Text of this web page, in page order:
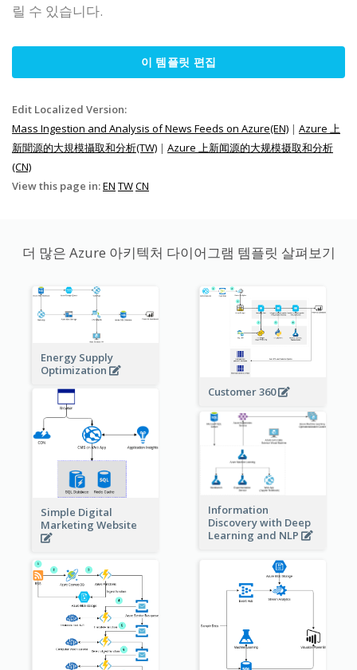
릴 수 있습니다.
이 템플릿 편집
Edit Localized Version:
Mass Ingestion and Analysis of News Feeds on Azure(EN) | Azure 上
新聞源的大規模攝取和分析(TW) | Azure 上新闻源的大规模摄取和分析
(CN)
View this page in:EN TWCN
더 많은 Azure 아키텍처 다이어그램 템플릿 살펴보기
Energy Supply
Optimization
Customer 360
Simple Digital
Marketing Website
Information
Discovery with Deep
Learning and NLP